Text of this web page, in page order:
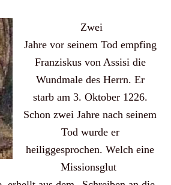
Zwei
Jahre vor seinem Tod empfing
Franziskus von Assisi die
Wundmale des Herrn. Er
starb am 3. Oktober 1226.
Schon zwei Jahre nach seinem
Tod wurde er
heiliggesprochen. Welch eine
Missionsglut